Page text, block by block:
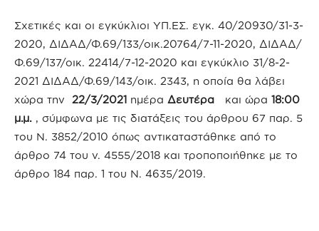
Σχετικές και οι εγκύκλιοι ΥΠ.ΕΣ. εγκ. 40/20930/31-3-
2020, ΔΙΔΑΔ/Φ.69/133/οικ.20764/7-11-2020, ΔΙΔΑΔ/
Φ.69/137/οικ. 22414/7-12-2020 και εγκύκλιο 31/8-2-
2021 ΔΙΔΑΔ/Φ.69/143/οικ. 2343, η οποία θα λάβει
χώρα την
22/3/2021 ημέρα Δευτέρα και ώρα 18:00
μ.μ. , σύμφωνα με τις διατάξεις του άρθρου 67 παρ. 5
του Ν. 3852/2010 όπως αντικαταστάθηκε από το
άρθρο 74 του ν. 4555/2018 και τροποποιήθηκε με το
άρθρο 184 παρ. 1 του Ν. 4635/2019.